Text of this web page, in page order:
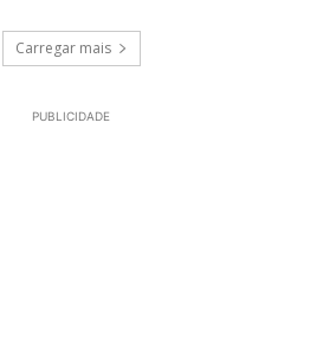
Carregar mais
PUBLICIDADE